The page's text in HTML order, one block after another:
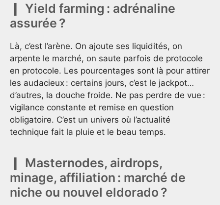
Yield farming : adrénaline
assurée ?
Là, c’est l’arène. On ajoute ses liquidités, on
arpente le marché, on saute parfois de protocole
en protocole. Les pourcentages sont là pour attirer
les audacieux : certains jours, c’est le jackpot…
d’autres, la douche froide. Ne pas perdre de vue :
vigilance constante et remise en question
obligatoire. C’est un univers où l’actualité
technique fait la pluie et le beau temps.
Masternodes, airdrops,
minage, affiliation : marché de
niche ou nouvel eldorado ?